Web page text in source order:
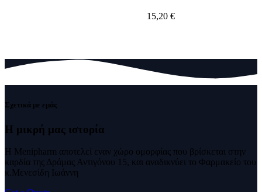
15,20 €
Σχετικά με εμάς
Η μικρή μας ιστορία
Η Menipharm αποτελεί εναν χώρο ομορφίας που βρίσκεται στην
καρδία της Δράμας Αντιγόνου 15, και αναδικνύει το Φαρμακείο του
κ.Μενεσίδη Ιωάννη